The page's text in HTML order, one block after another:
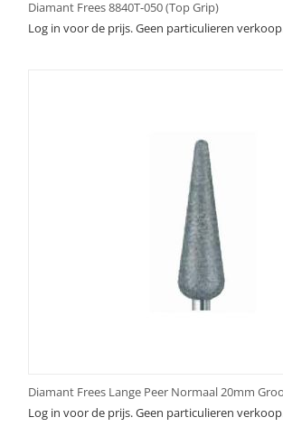
Diamant Frees 8840T-050 (Top Grip)
Log in voor de prijs. Geen particulieren
Diamant Frees Lange Peer Normaal 20mm
Log in voor de prijs. Geen particulieren